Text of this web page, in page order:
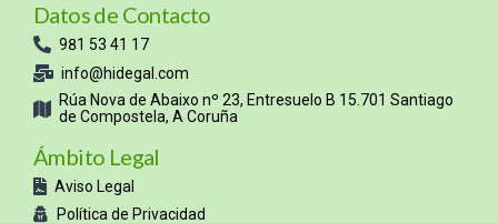
Datos de Contacto
981 53 41 17
info@hidegal.com
Rúa Nova de Abaixo nº 23, Entresuelo B 15.701 Santiago
de Compostela, A Coruña
Ámbito Legal
Aviso Legal
Política de Privacidad